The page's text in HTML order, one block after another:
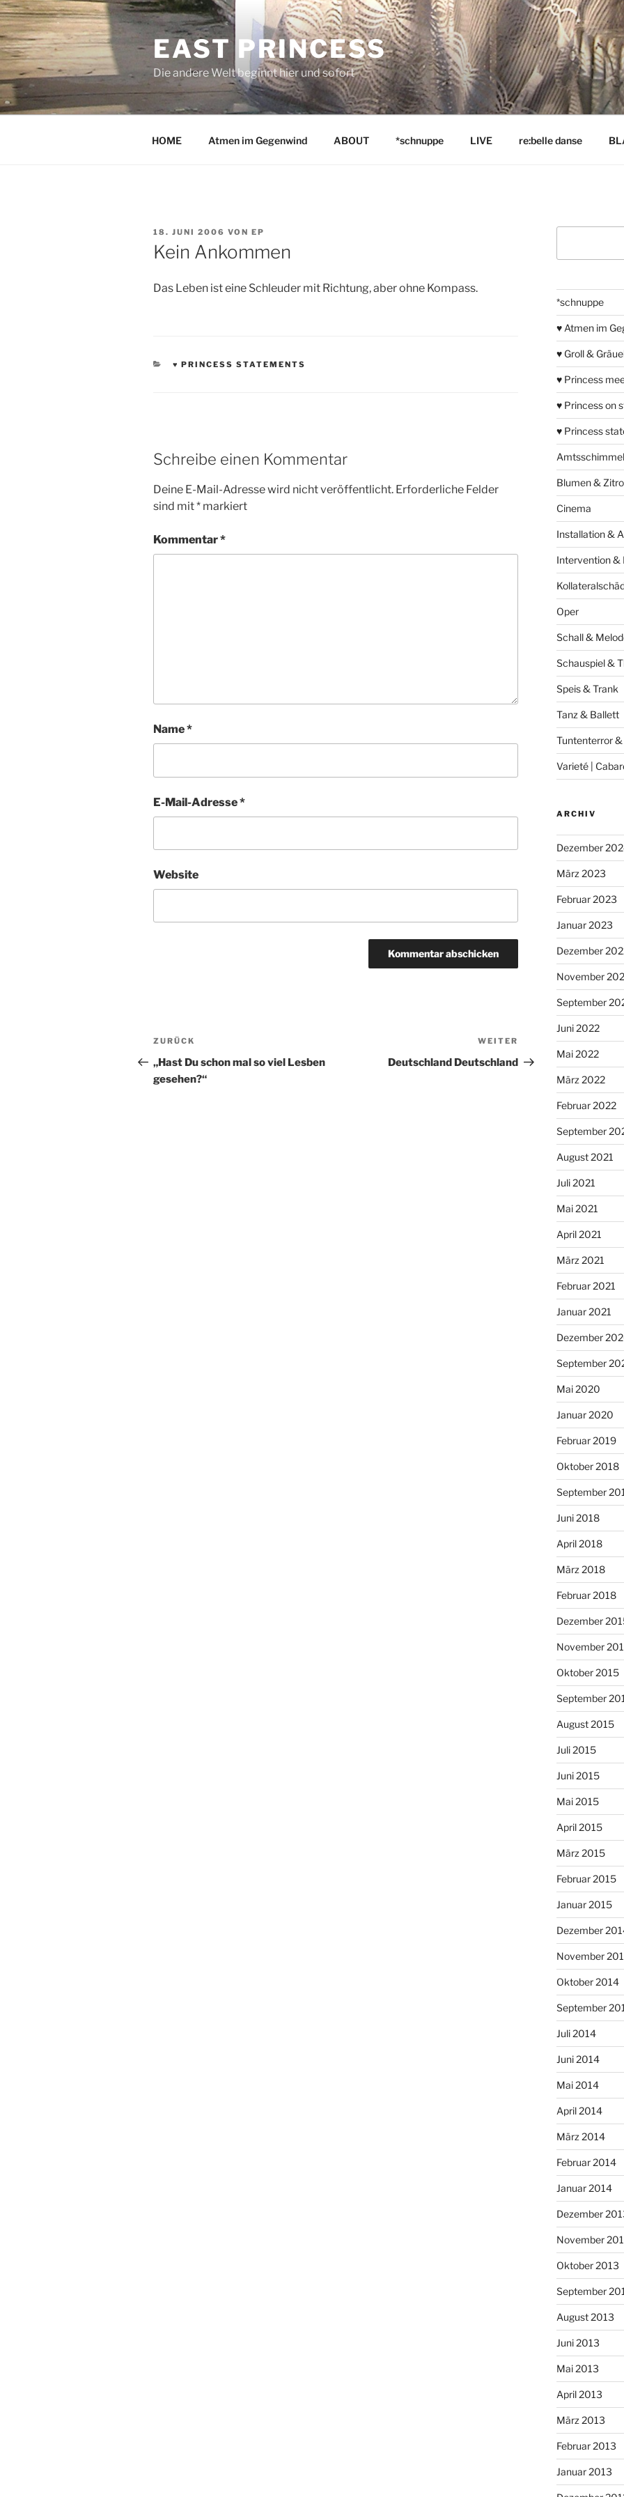
Zum
Inhalt
springen
EAST PRINCESS
Die andere Welt beginnt hier und sofort
HOME Atmen im Gegenwind ABOUT *schnuppe LIVE re:belle danse
VERÖFFENTLICHT
AM
18. JUNI 2006 VON EP
Kein Ankommen
Das Leben ist eine Schleuder mit Richtung, aber ohne Kompass.
KATEGORIEN
♥ PRINCESS STATEMENTS
Schreibe einen Kommentar
Deine E-Mail-Adresse wird nicht veröffentlicht. Erforderliche Felder
sind mit* markiert
Kommentar*
Name*
E-Mail-Adresse*
Website
Beitragsnavigation
Vorheriger
Beitrag
ZURÜCK
„Hast Du schon mal so viel Lesben
gesehen?“
Nächster
Beitrag
WEITER
Deutschland Deutschland
*schnuppe
♥ Atmen im
♥ Groll &
♥ Princess
♥ Princess on
♥ Princess
Amtsschimmel
Blumen &
Cinema
Installation &
Intervention &
Oper
Schall &
Schauspiel &
Speis & Trank
Tanz & Ballett
Tuntenterror &
Varieté |
ARCHIV
Dezember
März 2023
Februar 2023
Januar 2023
Dezember
November
September
Juni 2022
Mai 2022
März 2022
Februar 2022
September
August 2021
Juli 2021
Mai 2021
April 2021
März 2021
Februar 2021
Januar 2021
Dezember
September
Mai 2020
Januar 2020
Februar 2019
Oktober 2018
September
Juni 2018
April 2018
März 2018
Februar 2018
Dezember
November
Oktober 2015
September
August 2015
Juli 2015
Juni 2015
Mai 2015
April 2015
März 2015
Februar 2015
Januar 2015
Dezember
November
Oktober 2014
September
Juli 2014
Juni 2014
Mai 2014
April 2014
März 2014
Februar 2014
Januar 2014
Dezember
November
Oktober 2013
September
August 2013
Juni 2013
Mai 2013
April 2013
März 2013
Februar 2013
Januar 2013